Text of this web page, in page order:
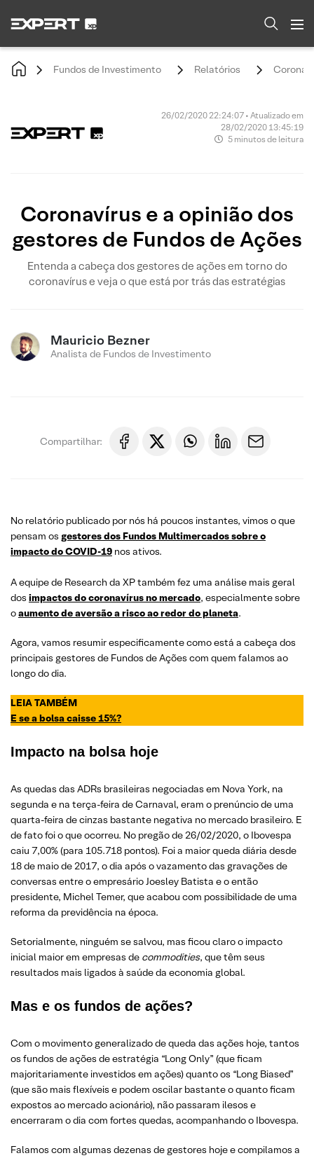
Fundos de Investimento Relatórios
26/02/2020 22:24:07 • Atualizado em
28/02/2020 13:45:19
5 minutos de leitura
Coronavírus e a opinião dos
gestores de Fundos de Ações
Entenda a cabeça dos gestores de ações em torno do
coronavírus e veja o que está por trás das estratégias
Mauricio Bezner
Analista de Fundos de Investimento
Compartilhar:
No relatório publicado por nós há poucos instantes, vimos o que
pensam os gestores dos Fundos Multimercados sobre o
impacto do COVID-19 nos ativos.
A equipe de Research da XP também fez uma análise mais geral
dos impactos do coronavírus no mercado, especialmente sobre
oaumento de aversão a risco ao redor do planeta.
Agora, vamos resumir especificamente como está a cabeça dos
principais gestores de Fundos de Ações com quem falamos ao
longo do dia.
LEIA TAMBÉM
E se a bolsa caisse 15%?
Impacto na bolsa hoje
As quedas das ADRs brasileiras negociadas em Nova York, na
segunda e na terça-feira de Carnaval, eram o prenúncio de uma
quarta-feira de cinzas bastante negativa no mercado brasileiro. E
de fato foi o que ocorreu. No pregão de 26/02/2020, o Ibovespa
caiu 7,00% (para 105.718 pontos). Foi a maior queda diária desde
18 de maio de 2017, o dia após o vazamento das gravações de
conversas entre o empresário Joesley Batista e o então
presidente, Michel Temer, que acabou com possibilidade de uma
reforma da previdência na época.
Setorialmente, ninguém se salvou, mas ficou claro o impacto
inicial maior em empresas de commodities, que têm seus
resultados mais ligados à saúde da economia global.
Mas e os fundos de ações?
Com o movimento generalizado de queda das ações hoje, tantos
os fundos de ações de estratégia “Long Only” (que ficam
majoritariamente investidos em ações) quanto os “Long Biased”
(que são mais flexíveis e podem oscilar bastante o quanto ficam
expostos ao mercado acionário), não passaram ilesos e
encerraram o dia com fortes quedas, acompanhando o Ibovespa.
Falamos com algumas dezenas de gestores hoje e compilamos a